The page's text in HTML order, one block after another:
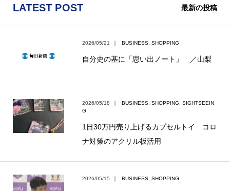
LATEST POST 最新の投稿
2026/05/21 ｜ BUSINESS SHOPPING
自分史の基に「思い出ノート」 ／山梨
2026/05/18 ｜ BUSINESS SHOPPING
SIGHTSEEIN
G
1日30万円売り上げるカプセルトイ コロ
ナ対策のアクリル板活用
2026/05/15 ｜ BUSINESS SHOPPING